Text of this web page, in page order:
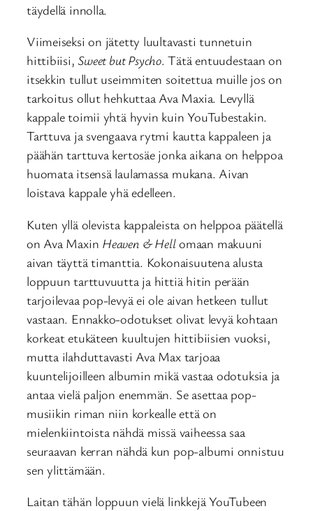
täydellä innolla.
Viimeiseksi on jätetty luultavasti tunnetuin
hittibiisi,Sweet but Psycho. Tätä entuudestaan on
itsekkin tullut useimmiten soitettua muille jos on
tarkoitus ollut hehkuttaa Ava Maxia. Levyllä
kappale toimii yhtä hyvin kuin YouTubestakin.
Tarttuva ja svengaava rytmi kautta kappaleen ja
päähän tarttuva kertosäe jonka aikana on helppoa
huomata itsensä laulamassa mukana. Aivan
loistava kappale yhä edelleen.
Kuten yllä olevista kappaleista on helppoa päätellä
on Ava Maxin Heaven & Hellomaan makuuni
aivan täyttä timanttia. Kokonaisuutena alusta
loppuun tarttuvuutta ja hittiä hitin perään
tarjoilevaa pop-levyä ei ole aivan hetkeen tullut
vastaan. Ennakko-odotukset olivat levyä kohtaan
korkeat etukäteen kuultujen hittibiisien vuoksi,
mutta ilahduttavasti Ava Max tarjoaa
kuuntelijoilleen albumin mikä vastaa odotuksia ja
antaa vielä paljon enemmän. Se asettaa pop-
musiikin riman niin korkealle että on
mielenkiintoista nähdä missä vaiheessa saa
seuraavan kerran nähdä kun pop-albumi onnistuu
sen ylittämään.
Laitan tähän loppuun vielä linkkejä YouTubeen